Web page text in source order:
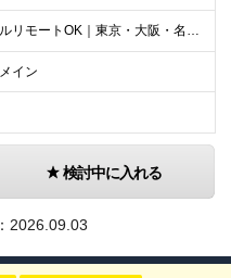
＼全国募集｜フルリモートOK｜東京・大阪・名古屋エリアは出社案件も豊富／ 【1】フルリモートの場合…全国各地にて完全在宅勤務が可能！強制的な出社日もありません。 【2】出社の場合…本社、大阪支店、も
イン
検討中に入れる
2026.09.03